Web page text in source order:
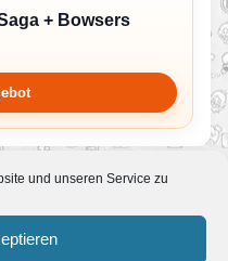
und unseren Service zu
+ Bowsers